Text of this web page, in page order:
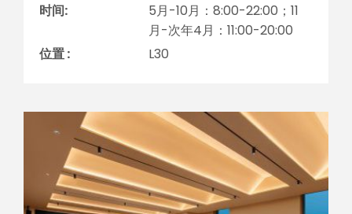
时间:
5月-10月：8:00-22:00；11
月-次年4月：11:00-20:00
位置 :
L30